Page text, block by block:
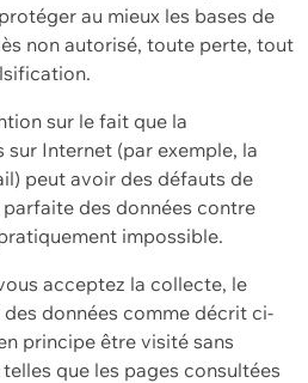
au mieux les bases de
non autorisé, toute perte, tout
sur le fait que la
Internet (par exemple, la
peut avoir des défauts de
des données contre
impossible.
acceptez la collecte, le
données comme décrit ci-
principe être visité sans
que les pages consultées